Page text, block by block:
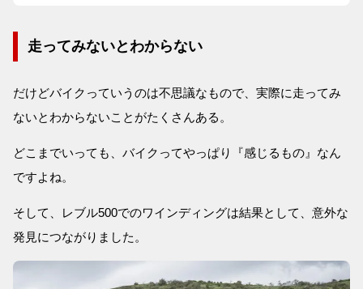
走ってみないとわからない
だけどバイクっていうのは不思議なもので、実際に走ってみ
ないとわからないことがたくさんある。
どこまでいっても、バイクってやっぱり『感じるもの』なん
ですよね。
そして、レブル500でのワインディングは結果として、意外な
発見につながりました。